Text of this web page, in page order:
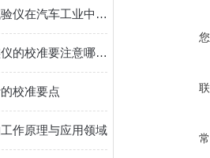
动态旋转摩擦试验仪在汽车工业中的应用
马歇尔电动击实仪的校准要注意哪些细节
校准要点
作原理与应用领域